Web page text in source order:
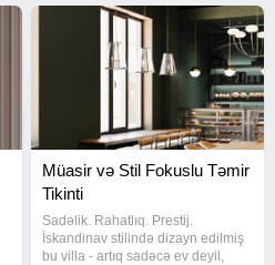
Müasir və Stil Fokuslu Təmir
Tikinti
Sadəlik. Rahatlıq. Prestij.
İskandinav stilində dizayn edilmiş
bu villa - artıq sadəcə ev deyil,